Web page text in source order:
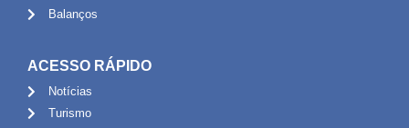
Balanços
ACESSO RÁPIDO
Notícias
Turismo